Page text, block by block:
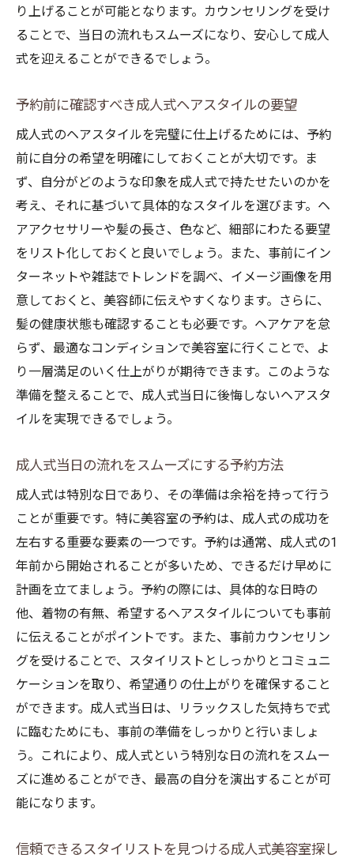
り上げることが可能となります。カウンセリングを受け
ることで、当日の流れもスムーズになり、安心して成人
式を迎えることができるでしょう。
予約前に確認すべき成人式ヘアスタイルの要望
成人式のヘアスタイルを完璧に仕上げるためには、予約
前に自分の希望を明確にしておくことが大切です。ま
ず、自分がどのような印象を成人式で持たせたいのかを
考え、それに基づいて具体的なスタイルを選びます。ヘ
アアクセサリーや髪の長さ、色など、細部にわたる要望
をリスト化しておくと良いでしょう。また、事前にイン
ターネットや雑誌でトレンドを調べ、イメージ画像を用
意しておくと、美容師に伝えやすくなります。さらに、
髪の健康状態も確認することも必要です。ヘアケアを怠
らず、最適なコンディションで美容室に行くことで、よ
り一層満足のいく仕上がりが期待できます。このような
準備を整えることで、成人式当日に後悔しないヘアスタ
イルを実現できるでしょう。
成人式当日の流れをスムーズにする予約方法
成人式は特別な日であり、その準備は余裕を持って行う
ことが重要です。特に美容室の予約は、成人式の成功を
左右する重要な要素の一つです。予約は通常、成人式の1
年前から開始されることが多いため、できるだけ早めに
計画を立てましょう。予約の際には、具体的な日時の
他、着物の有無、希望するヘアスタイルについても事前
に伝えることがポイントです。また、事前カウンセリン
グを受けることで、スタイリストとしっかりとコミュニ
ケーションを取り、希望通りの仕上がりを確保すること
ができます。成人式当日は、リラックスした気持ちで式
に臨むためにも、事前の準備をしっかりと行いましょ
う。これにより、成人式という特別な日の流れをスムー
ズに進めることができ、最高の自分を演出することが可
能になります。
信頼できるスタイリストを見つける成人式美容室探し